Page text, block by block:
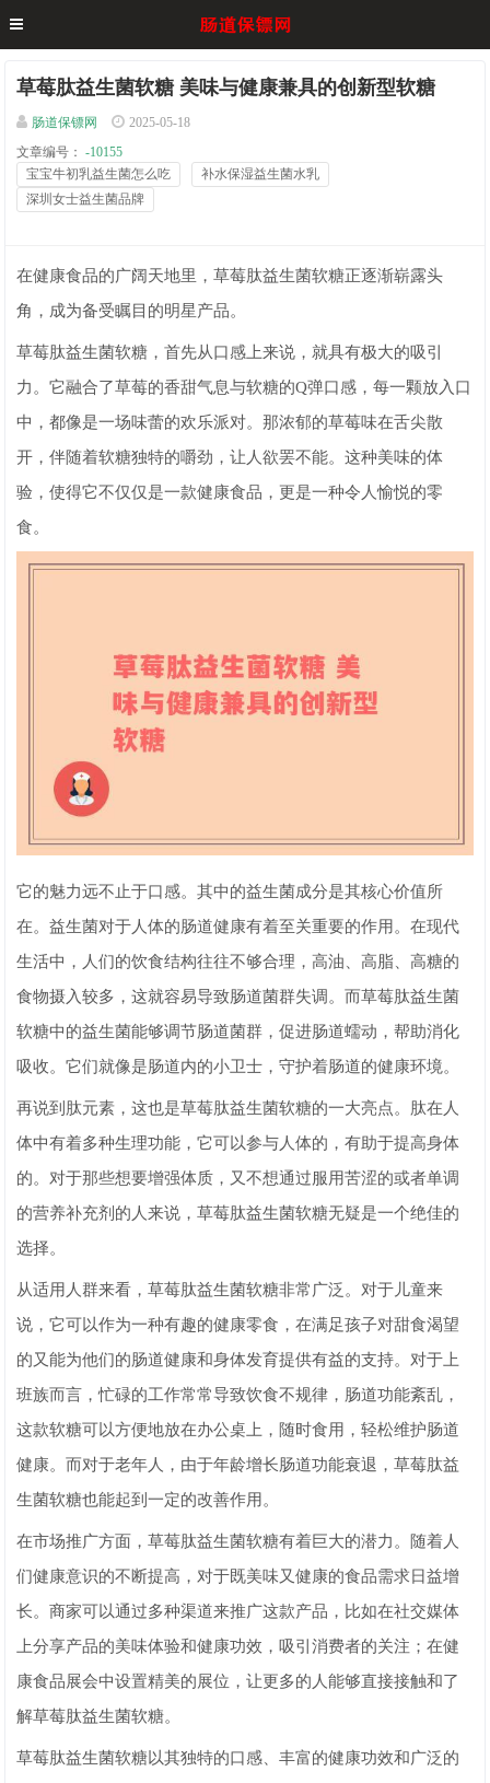
草莓肽益生菌软糖 美味与健康兼具的创新型软糖
肠道保镖网
2025-05-18
文章编号：
-10155
宝宝牛初乳益生菌怎么吃
补水保湿益生菌水乳
深圳女士益生菌品牌
在健康食品的广阔天地里，草莓肽益生菌软糖正逐渐崭露头
角，成为备受瞩目的明星产品。
草莓肽益生菌软糖，首先从口感上来说，就具有极大的吸引
力。它融合了草莓的香甜气息与软糖的Q弹口感，每一颗放入口
中，都像是一场味蕾的欢乐派对。那浓郁的草莓味在舌尖散
开，伴随着软糖独特的嚼劲，让人欲罢不能。这种美味的体
验，使得它不仅仅是一款健康食品，更是一种令人愉悦的零
食。
它的魅力远不止于口感。其中的益生菌成分是其核心价值所
在。益生菌对于人体的肠道健康有着至关重要的作用。在现代
生活中，人们的饮食结构往往不够合理，高油、高脂、高糖的
食物摄入较多，这就容易导致肠道菌群失调。而草莓肽益生菌
软糖中的益生菌能够调节肠道菌群，促进肠道蠕动，帮助消化
吸收。它们就像是肠道内的小卫士，守护着肠道的健康环境。
再说到肽元素，这也是草莓肽益生菌软糖的一大亮点。肽在人
体中有着多种生理功能，它可以参与人体的，有助于提高身体
的。对于那些想要增强体质，又不想通过服用苦涩的或者单调
的营养补充剂的人来说，草莓肽益生菌软糖无疑是一个绝佳的
选择。
从适用人群来看，草莓肽益生菌软糖非常广泛。对于儿童来
说，它可以作为一种有趣的健康零食，在满足孩子对甜食渴望
的又能为他们的肠道健康和身体发育提供有益的支持。对于上
班族而言，忙碌的工作常常导致饮食不规律，肠道功能紊乱，
这款软糖可以方便地放在办公桌上，随时食用，轻松维护肠道
健康。而对于老年人，由于年龄增长肠道功能衰退，草莓肽益
生菌软糖也能起到一定的改善作用。
在市场推广方面，草莓肽益生菌软糖有着巨大的潜力。随着人
们健康意识的不断提高，对于既美味又健康的食品需求日益增
长。商家可以通过多种渠道来推广这款产品，比如在社交媒体
上分享产品的美味体验和健康功效，吸引消费者的关注；在健
康食品展会中设置精美的展位，让更多的人能够直接接触和了
解草莓肽益生菌软糖。
草莓肽益生菌软糖以其独特的口感、丰富的健康功效和广泛的